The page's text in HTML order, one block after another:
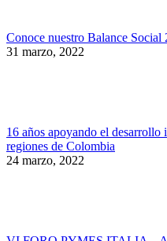
Conoce nuestro Balance Social
31 marzo, 2022
16 años apoyando el desarrollo
regiones de Colombia
24 marzo, 2022